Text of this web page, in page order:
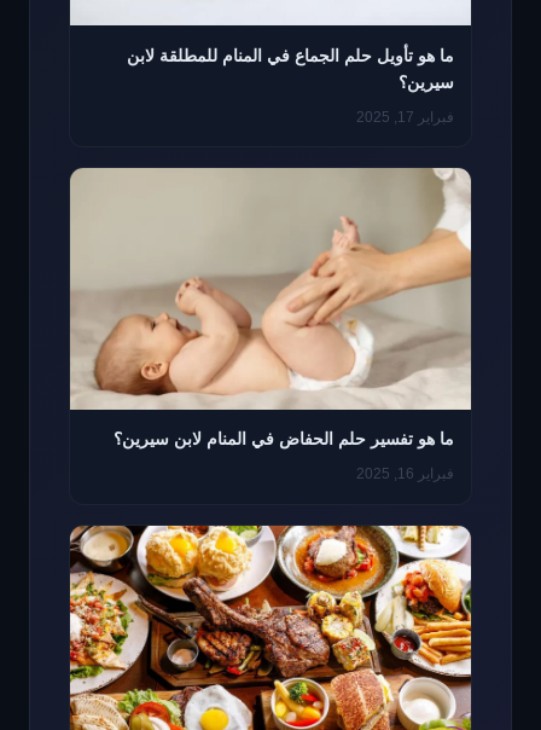
ما هو تأويل حلم الجماع في المنام للمطلقة لابن
سيرين؟
فبراير 17, 2025
ما هو تفسير حلم الحفاض في المنام لابن سيرين؟
فبراير 16, 2025